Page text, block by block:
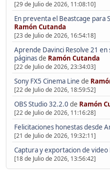
[29 de Julio de 2026, 11:08:10]
En preventa el Beastcage para
Ramón Cutanda
[23 de Julio de 2026, 16:54:18]
Aprende Davinci Resolve 21
páginasde Ramón Cutanda
[22 de Julio de 2026, 23:34:03]
Sony FX5 Cinema Line de
[22 de Julio de 2026, 18:59:52]
OBS Studio 32.2.0 de Ramón
[22 de Julio de 2026, 11:16:28]
Felicitaciones honestas desde
[21 de Julio de 2026, 19:32:11]
Captura y exportacion de video
[18 de Julio de 2026, 13:56:42]